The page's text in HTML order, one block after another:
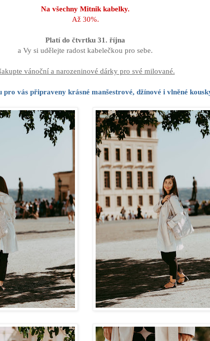
Na všechny Mitnik kabelky.
Až 30%.
Platí do čtvrtku 31. října
a Vy si udělejte radost kabelečkou pro sebe.
vánoční a narozeninové dárky pro své milované.
pro vás připraveny krásné manšestrové, džínové i vlněné